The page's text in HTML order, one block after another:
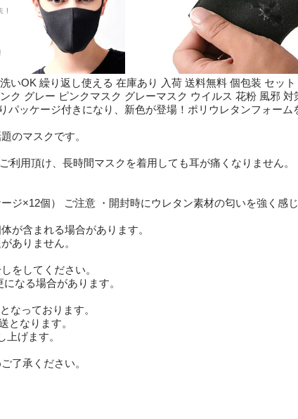
いOK 繰り返し使える 在庫あり 入荷 送料無料 個包装 セット
グレー ピンクマスク グレーマスク ウイルス 花粉 風邪 対
ッケージ付きになり、新色が登場！ポリウレタンフォーム
のマスクです。
利用頂け、長時間マスクを着用しても耳が痛くなりません。
個） ご注意 ・開封時にウレタン素材の匂いを強く感じ
が含まれる場合があります。
ありません。
をしてください。
なる場合があります。
っております。
となります。
げます。
了承ください。